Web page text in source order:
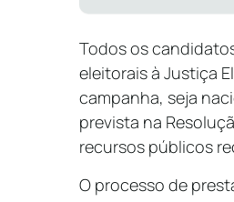
Todos os
eleitorais à Justiça
campanha, seja
prevista na
recursos públicos
O processo de